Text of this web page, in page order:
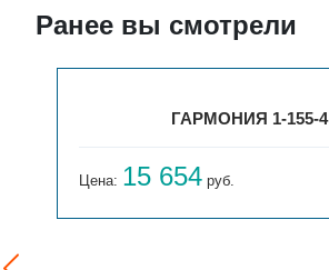
Ранее вы смотрели
ГАРМОНИЯ 1-155-4
Цена: 15 654 руб.